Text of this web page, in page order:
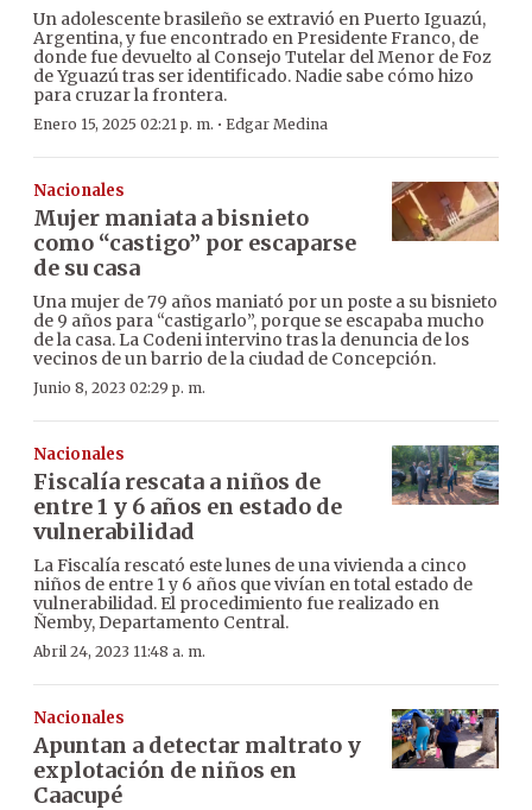
Un adolescente brasileño se extravió en Puerto Iguazú,
Argentina, y fue encontrado en Presidente Franco, de
donde fue devuelto al Consejo Tutelar del Menor de Foz
de Yguazú tras ser identificado. Nadie sabe cómo hizo
para cruzar la frontera.
Enero 15, 2025 02:21 p. m. · Edgar Medina
Nacionales
Mujer maniata a bisnieto
como “castigo” por escaparse
de su casa
Una mujer de 79 años maniató por un poste a su bisnieto
de 9 años para “castigarlo”, porque se escapaba mucho
de la casa. La Codeni intervino tras la denuncia de los
vecinos de un barrio de la ciudad de Concepción.
Junio 8, 2023 02:29 p. m.
Nacionales
Fiscalía rescata a niños de
entre 1 y 6 años en estado de
vulnerabilidad
La Fiscalía rescató este lunes de una vivienda a cinco
niños de entre 1 y 6 años que vivían en total estado de
vulnerabilidad. El procedimiento fue realizado en
Ñemby, Departamento Central.
Abril 24, 2023 11:48 a. m.
Nacionales
Apuntan a detectar maltrato y
explotación de niños en
Caacupé